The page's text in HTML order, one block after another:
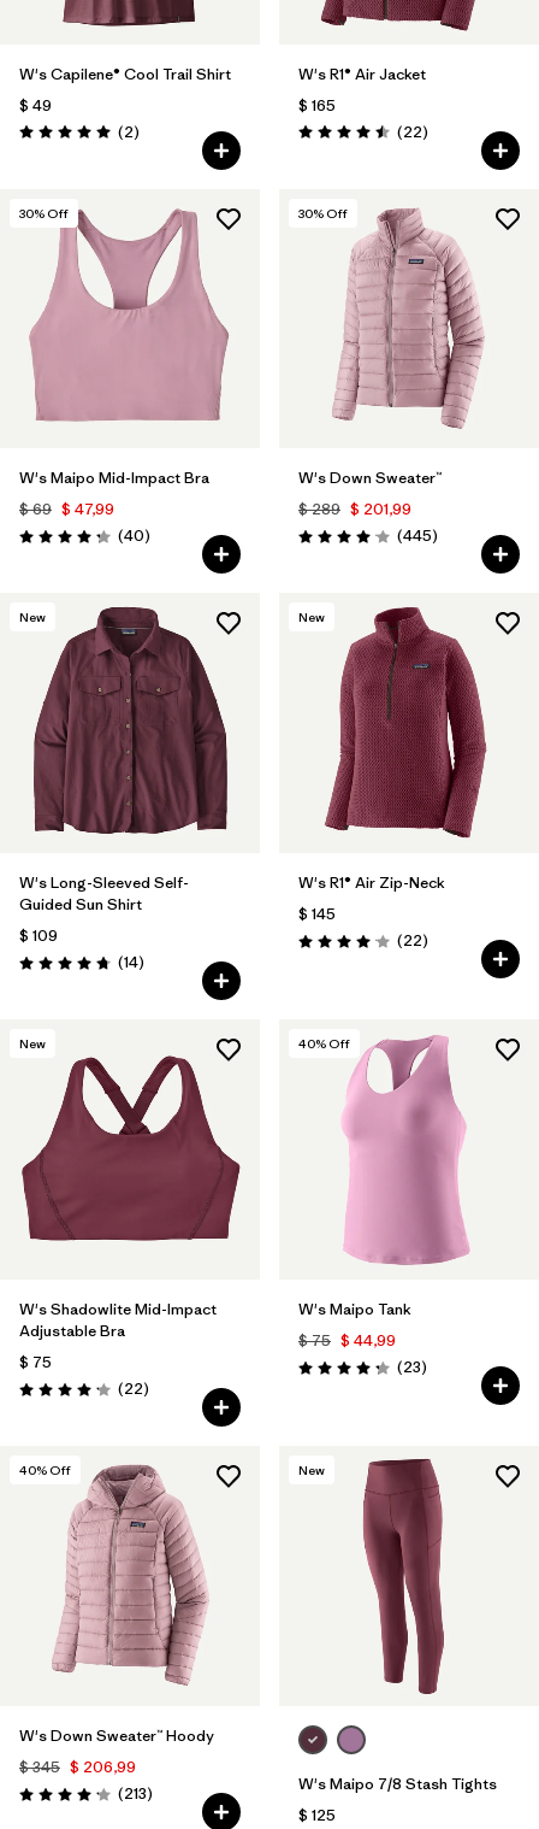
W's Capilene® Cool Trail Shirt
$ 49
Valoración: 5.0 / 5
(2Comentarios
)
W's R1® Air Jacket
$ 165
Valoración: 4.5 / 5
(22Comentarios
)
30% Off
W's Maipo Mid-Impact Bra
$ 69 $ 47,99
Valoración: 4.3 / 5
(40Comentarios
)
30% Off
W's Down Sweater™
$ 289 $ 201,99
Valoración: 4.1 / 5
(445Comentarios
)
New
W's Long-Sleeved Self-
Guided Sun Shirt
$ 109
Valoración: 4.8 / 5
(14Comentarios
)
New
W's R1® Air Zip-Neck
$ 145
Valoración: 4.0 / 5
(22Comentarios
)
New
W's Shadowlite Mid-Impact
Adjustable Bra
$ 75
Valoración: 4.1 / 5
(22Comentarios
)
40% Off
W's Maipo Tank
$ 75 $ 44,99
Valoración: 4.3 / 5
(23Comentarios
)
40% Off
W's Down Sweater™ Hoody
$ 345 $ 206,99
Valoración: 4.2 / 5
(213Comentarios
)
New
W's Maipo 7/8 Stash Tights
$ 125